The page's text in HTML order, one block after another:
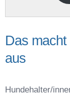
Das
aus
Hundehalter/